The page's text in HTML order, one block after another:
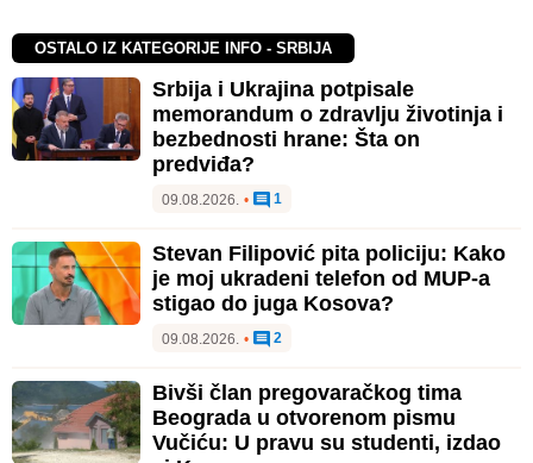
OSTALO IZ KATEGORIJE INFO - SRBIJA
Srbija i Ukrajina potpisale
memorandum o zdravlju životinja i
bezbednosti hrane: Šta on
predviđa?
09.08.2026. • 1
Stevan Filipović pita policiju: Kako
je moj ukradeni telefon od MUP-a
stigao do juga Kosova?
09.08.2026. • 2
Bivši član pregovaračkog tima
Beograda u otvorenom pismu
Vučiću: U pravu su studenti, izdao